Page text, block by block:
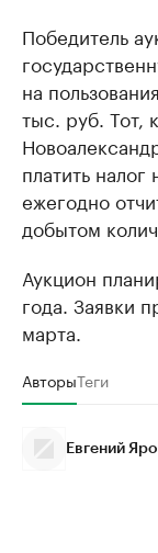
Победитель
на
тыс. руб. Тот,
платить
ежегодно
добытом
Аукцион
года. Заявки
марта.
АвторыТеги
Евгений